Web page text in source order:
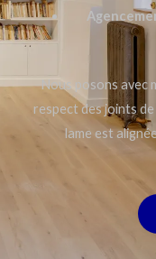
Nous posons avec
respect des joints
lame est